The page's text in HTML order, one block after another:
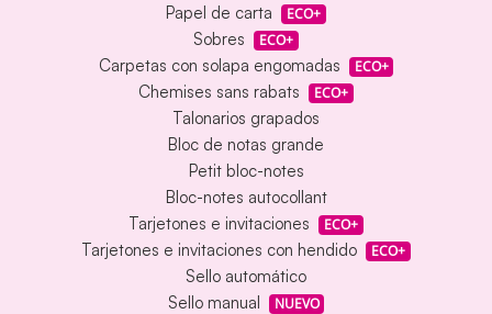
Papel de carta ECO+
Sobres ECO+
Carpetas con solapa engomadas ECO+
Chemises sans rabats ECO+
Talonarios grapados
Bloc de notas grande
Petit bloc-notes
Bloc-notes autocollant
Tarjetones e invitaciones
ECO+
Tarjetones e invitaciones con hendido ECO+
Sello automático
Sello manual
NUEVO